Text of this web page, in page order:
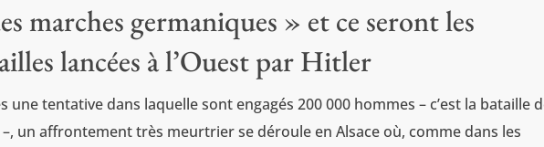
marches germaniques » et ce seront les
lancées à l’Ouest par Hitler
une tentative dans laquelle sont engagés 200 000 hommes – c’est la bataille
un affrontement très meurtrier se déroule en Alsace où, comme dans les